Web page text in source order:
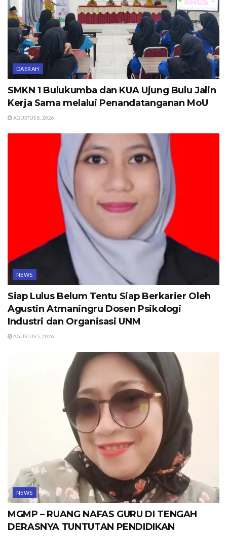
DAERAH
SMKN 1 Bulukumba dan KUA Ujung Bulu Jalin
Kerja Sama melalui Penandatanganan MoU
AGUSTUS 8, 2026
NEWS
Siap Lulus Belum Tentu Siap Berkarier Oleh
Agustin Atmaningru Dosen Psikologi
Industri dan Organisasi UNM
AGUSTUS 5, 2026
NEWS
MGMP – RUANG NAFAS GURU DI TENGAH
DERASNYA TUNTUTAN PENDIDIKAN